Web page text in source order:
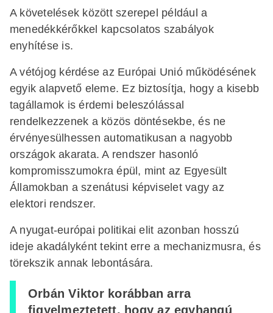
A követelések között szerepel például a
menedékkérőkkel kapcsolatos szabályok
enyhítése is.
A vétójog kérdése az Európai Unió működésének
egyik alapvető eleme. Ez biztosítja, hogy a kisebb
tagállamok is érdemi beleszólással
rendelkezzenek a közös döntésekbe, és ne
érvényesülhessen automatikusan a nagyobb
országok akarata. A rendszer hasonló
kompromisszumokra épül, mint az Egyesült
Államokban a szenátusi képviselet vagy az
elektori rendszer.
A nyugat-európai politikai elit azonban hosszú
ideje akadályként tekint erre a mechanizmusra, és
törekszik annak lebontására.
Orbán Viktor korábban arra
figyelmeztetett, hogy az egyhangú